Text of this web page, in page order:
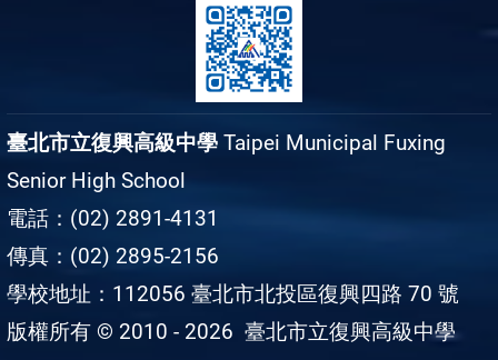
臺北市立復興高級中學 Taipei Municipal Fuxing
Senior High School
電話：(02) 2891-4131
傳真：(02) 2895-2156
學校地址：112056 臺北市北投區復興四路 70 號
版權所有 © 2010 - 2026 臺北市立復興高級中學